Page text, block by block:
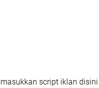
masukkan script iklan disini